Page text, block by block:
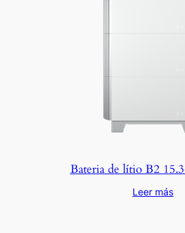
Bateria de lítio B2
Leer más